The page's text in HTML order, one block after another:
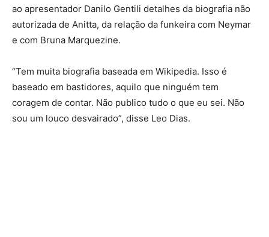
ao apresentador Danilo Gentili detalhes da biografia não
autorizada de Anitta, da relação da funkeira com Neymar
e com Bruna Marquezine.
“Tem muita biografia baseada em Wikipedia. Isso é
baseado em bastidores, aquilo que ninguém tem
coragem de contar. Não publico tudo o que eu sei. Não
sou um louco desvairado”, disse Leo Dias.